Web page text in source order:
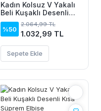
Kadın Kolsuz V Yakalı
Beli Kuşaklı Desenli
Kısa Süprem Elbise
%50
2.064,99 TL
1.032,99 TL
Sepete Ekle